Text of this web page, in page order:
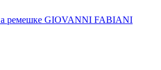
ремешке GIOVANNI FABIANI